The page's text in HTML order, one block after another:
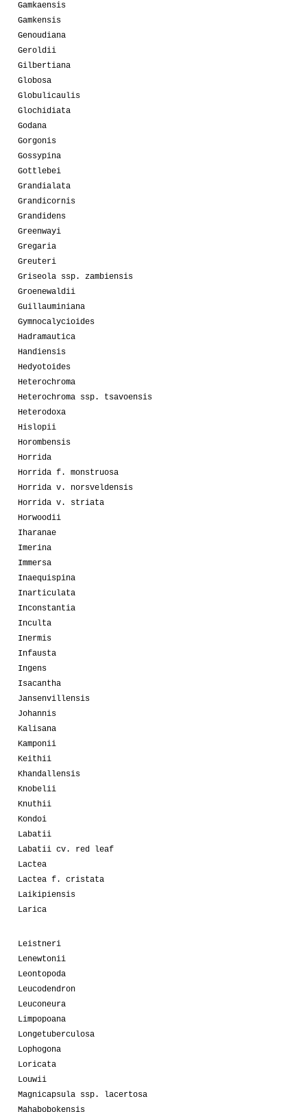
Gamkaensis
Gamkensis
Genoudiana
Geroldii
Gilbertiana
Globosa
Globulicaulis
Glochidiata
Godana
Gorgonis
Gossypina
Gottlebei
Grandialata
Grandicornis
Grandidens
Greenwayi
Gregaria
Greuteri
Griseola ssp. zambiensis
Groenewaldii
Guillauminiana
Gymnocalycioides
Hadramautica
Handiensis
Hedyotoides
Heterochroma
Heterochroma ssp. tsavoensis
Heterodoxa
Hislopii
Horombensis
Horrida
Horrida f. monstruosa
Horrida v. norsveldensis
Horrida v. striata
Horwoodii
Iharanae
Imerina
Immersa
Inaequispina
Inarticulata
Inconstantia
Inculta
Inermis
Infausta
Ingens
Isacantha
Jansenvillensis
Johannis
Kalisana
Kamponii
Keithii
Khandallensis
Knobelii
Knuthii
Kondoi
Labatii
Labatii cv. red leaf
Lactea
Lactea f. cristata
Laikipiensis
Larica
Leistneri
Lenewtonii
Leontopoda
Leucodendron
Leuconeura
Limpopoana
Longetuberculosa
Lophogona
Loricata
Louwii
Magnicapsula ssp. lacertosa